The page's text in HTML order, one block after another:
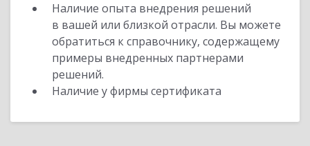
Наличие опыта внедрения решений
в вашей или близкой отрасли. Вы можете
обратиться к справочнику, содержащему
примеры внедренных партнерами
решений.
Наличие у фирмы сертификата